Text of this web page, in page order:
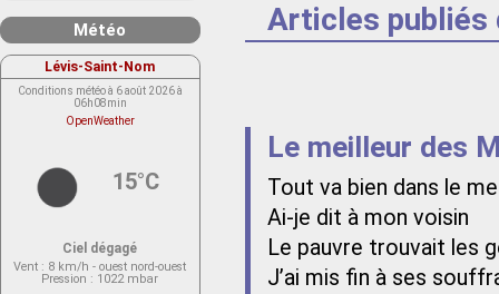
Articles publiés
Le meilleur des
Tout va bien dans le
Ai-je dit à mon voisin
Le pauvre trouvait les
J’ai mis fin à ses
Météo
Lévis-Saint-Nom
Conditions météo à 6 août 2026 à
06h08min
OpenWeather
15°C
Ciel dégagé
Vent : 8 km/h - ouest nord-ouest
Pression : 1022 mbar